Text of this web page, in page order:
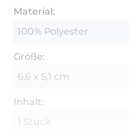
Material:
100% Polyester
Größe:
6,6 x 5,1 cm
Inhalt:
1 Stück